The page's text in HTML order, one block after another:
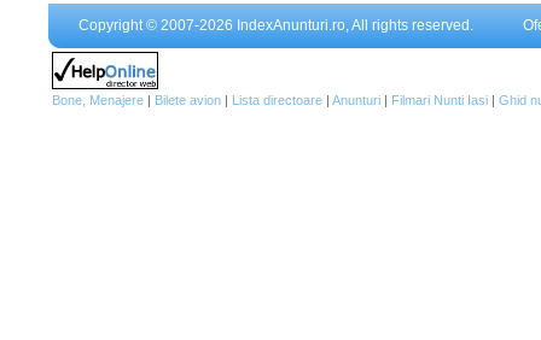
Copyright © 2007-2026 IndexAnunturi.ro, All rights reserved.
Bone, Menajere | Bilete avion | Lista directoare | Anunturi | Filmari Nunti Iasi | Ghid